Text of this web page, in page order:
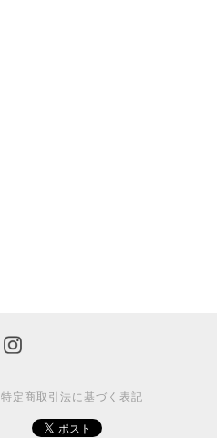
特定商取引法に基づく表記